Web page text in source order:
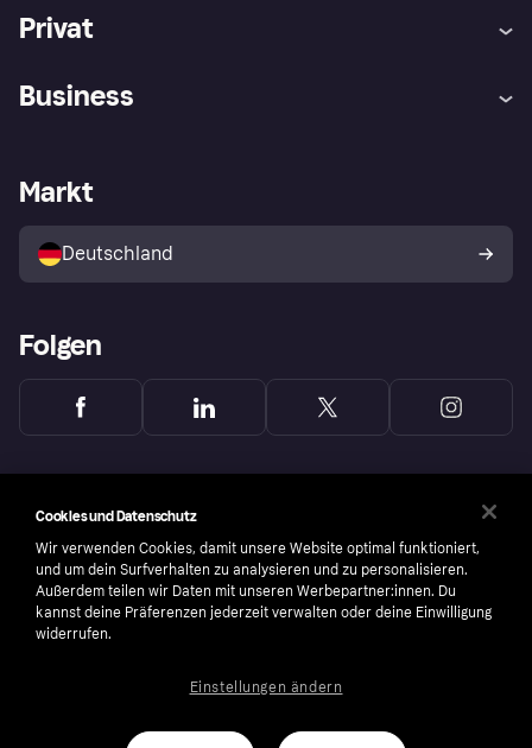
Privat
Klarna App
Shops entdecken
Käuferschutzrichtlinie
Dein Widerrufsrecht
Business
Händlerportal
Markt
Deutschland
Folgen
number: 556737-0431
Cookies und Datenschutz
Wir verwenden Cookies, damit unsere Website optimal funktioniert,
und um dein Surfverhalten zu analysieren und zu personalisieren.
Außerdem teilen wir Daten mit unseren Werbepartner:innen. Du
kannst deine Präferenzen jederzeit verwalten oder deine Einwilligung
widerrufen.
Einstellungen ändern